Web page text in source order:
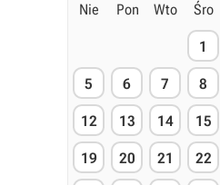
Nie Pon Wto Śro
1
5 6 7 8
12 13 14 15
19 20 21 22